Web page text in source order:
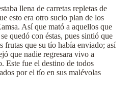
llena de carretas repletas de
esto era otro sucio plan de los
Así que mató a aquellos que
quedó con éstas, pues sintió que
frutas que su tío había enviado; así
que nadie regresara vivo a
Este fue el destino de todos
por el tío en sus malévolas